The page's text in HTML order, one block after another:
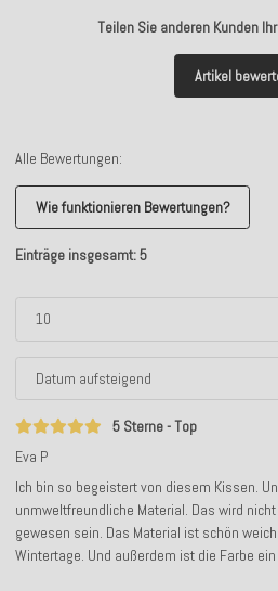
Teilen Sie anderen Kunden
Artikel
Alle Bewertungen:
Wie funktionieren Bewertungen?
Einträge insgesamt: 5
5 Sterne - Top
Eva P
Ich bin so begeistert von diesem Kissen.
unmweltfreundliche Material. Das wird
gewesen sein. Das Material ist schön
Wintertage. Und außerdem ist die Farbe